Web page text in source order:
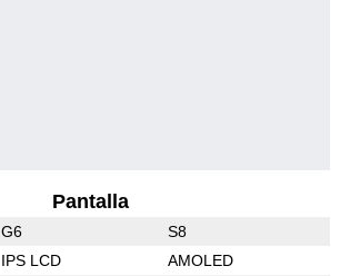
Pantalla
G6 S8
IPS LCD AMOLED